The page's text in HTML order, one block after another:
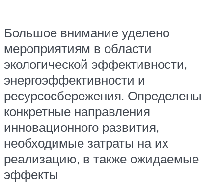
Большое внимание уделено
мероприятиям в области
экологической эффективности,
энергоэффективности и
ресурсосбережения. Определены
конкретные направления
инновационного развития,
необходимые затраты на их
реализацию, в также ожидаемые
эффекты